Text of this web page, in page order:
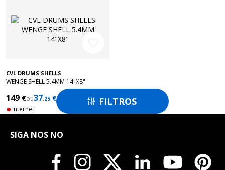
 FILTROS
CVL DRUMS SHELLS
WENGE SHELL 5.4MM 14"X8"
149 €ou37.25 €/ months
Internet
SIGA NOS NO